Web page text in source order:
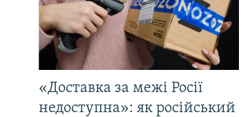
«Доставка за межі Росії
недоступна»: як російський